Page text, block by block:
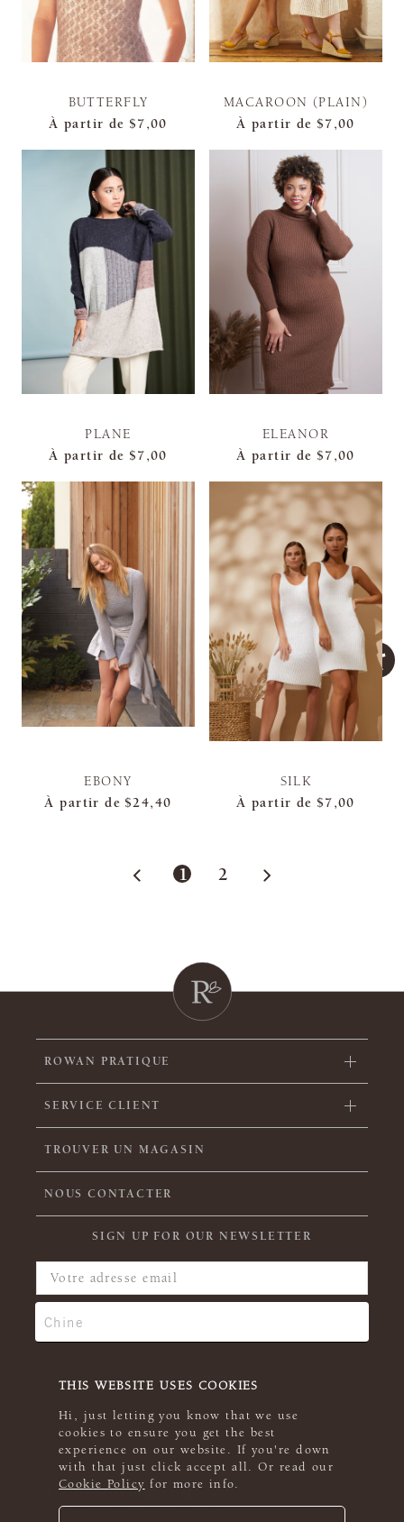
THIS WEBSITE USES COOKIES
Hi, just letting you know that we use
cookies to ensure you get the best
experience on our website. If you're down
with that just click accept all. Or read our
Cookie Policy for more info.
BUTTERFLY
À partir de $7,00
MACAROON (PLAIN)
À partir de $7,00
PLANE
À partir de $7,00
ELEANOR
À partir de $7,00
EBONY
À partir de $24,40
SILK
À partir de $7,00
1 2
ROWAN PRATIQUE
SERVICE CLIENT
TROUVER UN MAGASIN
NOUS CONTACTER
SIGN UP FOR OUR NEWSLETTER